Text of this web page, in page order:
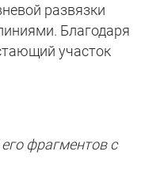
развязки
Благодаря
участок
фрагментов с